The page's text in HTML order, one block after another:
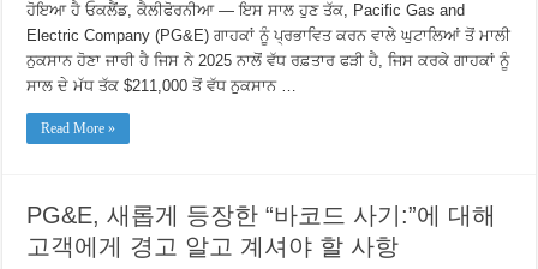
ਉਬਰ
ਰਹੇ
“ਬਾਰਕੋਡ
ਘੁਟਾਲੇ”
ਚੇਤਾਵਨੀ
ਤੁਹਾਨੂੰ
ਇਹ
ਜਾਣਕਾਰੀ
ਹੋਇਆ ਹੈ ਓਕਲੈਂਡ, ਕੈਲੀਫੋਰਨੀਆ — ਇਸ ਸਾਲ ਹੁਣ ਤੱਕ, Pacific Gas and
Electric Company (PG&E) ਗਾਹਕਾਂ ਨੂੰ ਪ੍ਰਭਾਵਿਤ ਕਰਨ ਵਾਲੇ ਘੁਟਾਲਿਆਂ ਤੋਂ ਮਾਲੀ
ਨੁਕਸਾਨ ਹੋਣਾ ਜਾਰੀ ਹੈ ਜਿਸ ਨੇ 2025 ਨਾਲੋਂ ਵੱਧ ਰਫ਼ਤਾਰ ਫੜੀ ਹੈ, ਜਿਸ ਕਰਕੇ ਗਾਹਕਾਂ ਨੂੰ
ਸਾਲ ਦੇ ਮੱਧ ਤੱਕ $211,000 ਤੋਂ ਵੱਧ ਨੁਕਸਾਨ …
Read More »
PG&E, 새롭게 등장한 “바코드 사기:”에 대해
고객에게 경고 알고 계셔야 할 사항